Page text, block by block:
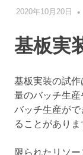
2020年10月20日
基板実
基板実装の試
量のバッチ生
バッチ生産が
ることがありま
限られたリソ